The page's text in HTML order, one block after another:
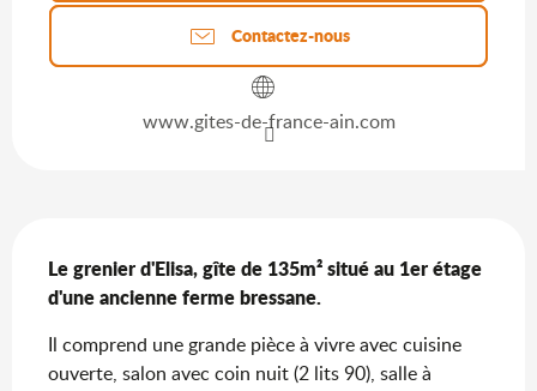
Contactez-nous
www.gites-de-france-ain.com
Le grenier d'Elisa, gîte de 135m² situé au 1er étage
d'une ancienne ferme bressane.
Il comprend une grande pièce à vivre avec cuisine
ouverte, salon avec coin nuit (2 lits 90), salle à